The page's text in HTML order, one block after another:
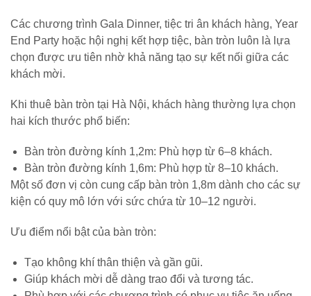
Các chương trình Gala Dinner, tiệc tri ân khách hàng, Year
End Party hoặc hội nghị kết hợp tiệc, bàn tròn luôn là lựa
chọn được ưu tiên nhờ khả năng tạo sự kết nối giữa các
khách mời.
Khi thuê bàn tròn tại Hà Nội, khách hàng thường lựa chọn
hai kích thước phổ biến:
Bàn tròn đường kính 1,2m: Phù hợp từ 6–8 khách.
Bàn tròn đường kính 1,6m: Phù hợp từ 8–10 khách.
Một số đơn vị còn cung cấp bàn tròn 1,8m dành cho các sự
kiện có quy mô lớn với sức chứa từ 10–12 người.
Ưu điểm nổi bật của bàn tròn:
Tạo không khí thân thiện và gần gũi.
Giúp khách mời dễ dàng trao đổi và tương tác.